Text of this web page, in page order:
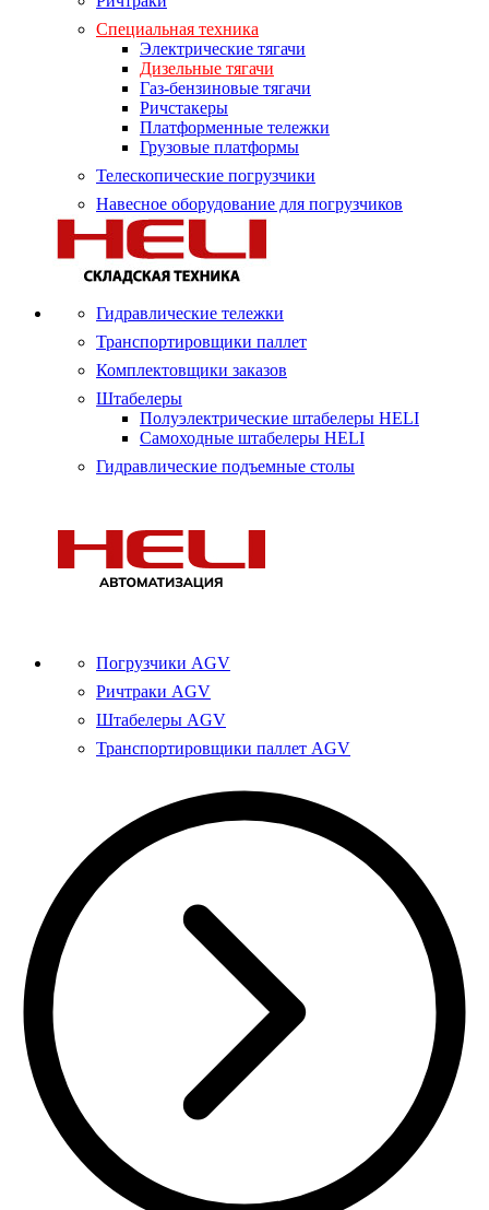
Специальная техника
Электрические тягачи
Дизельные тягачи
Газ-бензиновые тягачи
Ричстакеры
Платформенные тележки
Грузовые платформы
Телескопические погрузчики
Навесное оборудование для погрузчиков
Гидравлические тележки
Транспортировщики паллет
Комплектовщики заказов
Штабелеры
Полуэлектрические штабелеры HELI
Самоходные штабелеры HELI
Гидравлические подъемные столы
Погрузчики AGV
Ричтраки AGV
Штабелеры AGV
Транспортировщики паллет AGV